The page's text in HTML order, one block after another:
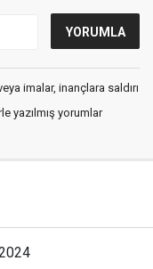
imalar, inançlara saldırı
yazılmış yorumlar